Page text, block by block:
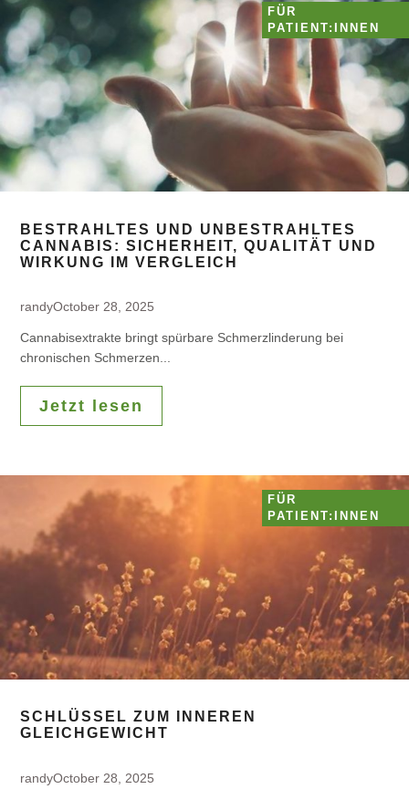
BESTRAHLTES UND UNBESTRAHLTES
CANNABIS: SICHERHEIT, QUALITÄT UND
WIRKUNG IM VERGLEICH
randyOctober 28, 2025
Cannabisextrakte bringt spürbare Schmerzlinderung bei
chronischen Schmerzen...
Jetzt lesen
FÜR
PATIENT:INNEN
SCHLÜSSEL ZUM INNEREN
GLEICHGEWICHT
randyOctober 28, 2025
FÜR
PATIENT:INNEN